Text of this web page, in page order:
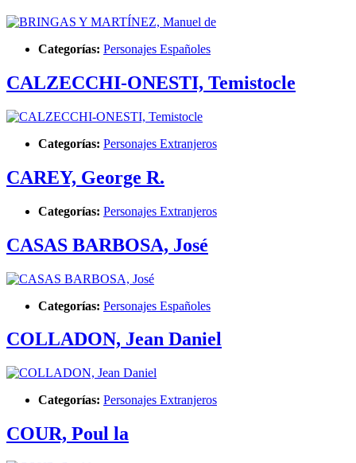
Categorías: Personajes Españoles
CALZECCHI-ONESTI, Temistocle
Categorías: Personajes Extranjeros
CAREY, George R.
Categorías: Personajes Extranjeros
CASAS BARBOSA, José
Categorías: Personajes Españoles
COLLADON, Jean Daniel
Categorías: Personajes Extranjeros
COUR, Poul la